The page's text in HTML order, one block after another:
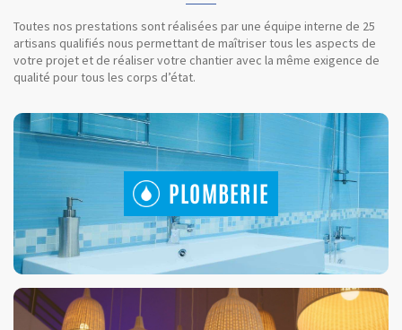
Toutes nos prestations sont réalisées par une équipe interne de 25
artisans qualifiés nous permettant de maîtriser tous les aspects de
votre projet et de réaliser votre chantier avec la même exigence de
qualité pour tous les corps d’état.
PLOMBERIE